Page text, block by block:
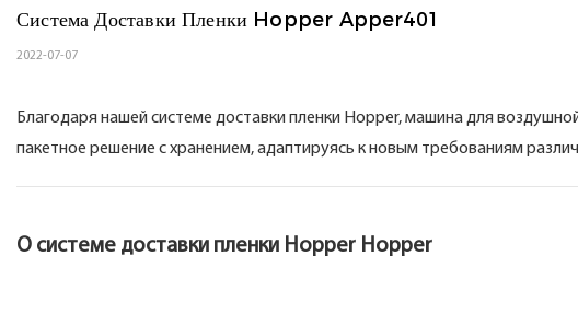
Система Доставки Пленки Hopper Apper401
2022-07-07
Благодаря нашей системе доставки пленки Hopper, машина для
пакетное решение с хранением, адаптируясь к новым требованиям
О системе доставки пленки Hopper Hopper